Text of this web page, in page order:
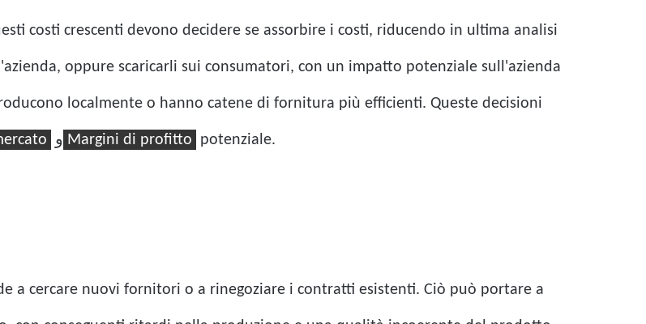
costi crescenti devono decidere se assorbire i costi, riducendo in ultima analisi
oppure scaricarli sui consumatori, con un impatto potenziale sull'azienda
localmente o hanno catene di fornitura più efficienti. Queste decisioni
و Margini di profitto potenziale.
a cercare nuovi fornitori o a rinegoziare i contratti esistenti. Ciò può portare a